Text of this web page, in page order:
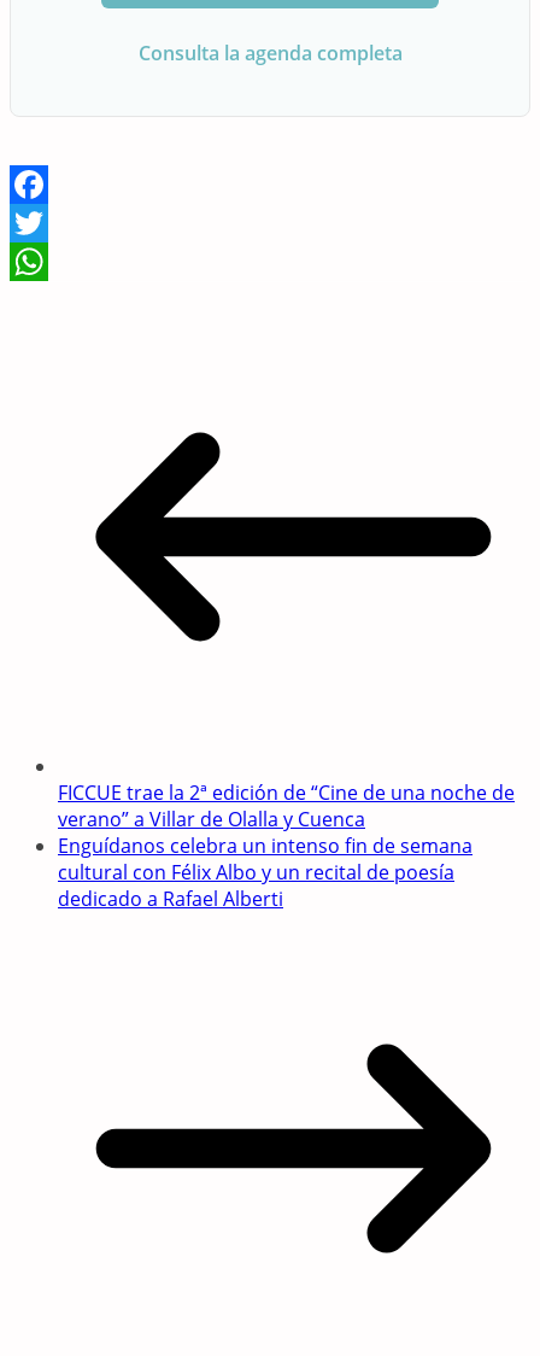
Consulta la agenda completa
Facebook
Twitter
FICCUE trae la 2ª edición de “Cine de una noche de
verano” a Villar de Olalla y Cuenca
Enguídanos celebra un intenso fin de semana
cultural con Félix Albo y un recital de poesía
dedicado a Rafael Alberti